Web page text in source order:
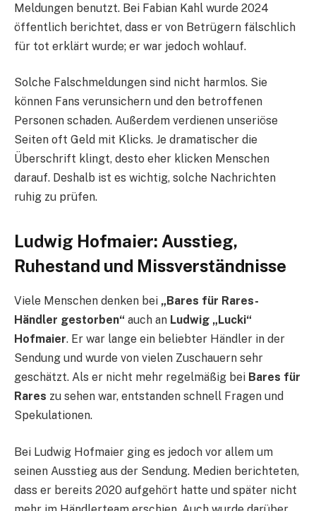
Meldungen benutzt. Bei Fabian Kahl wurde 2024
öffentlich berichtet, dass er von Betrügern fälschlich
für tot erklärt wurde; er war jedoch wohlauf.
Solche Falschmeldungen sind nicht harmlos. Sie
können Fans verunsichern und den betroffenen
Personen schaden. Außerdem verdienen unseriöse
Seiten oft Geld mit Klicks. Je dramatischer die
Überschrift klingt, desto eher klicken Menschen
darauf. Deshalb ist es wichtig, solche Nachrichten
ruhig zu prüfen.
Ludwig Hofmaier: Ausstieg,
Ruhestand und Missverständnisse
Viele Menschen denken bei „Bares für Rares-
Händler gestorben“ auch an Ludwig „Lucki“
Hofmaier. Er war lange ein beliebter Händler in der
Sendung und wurde von vielen Zuschauern sehr
geschätzt. Als er nicht mehr regelmäßig bei Bares für
Rares zu sehen war, entstanden schnell Fragen und
Spekulationen.
Bei Ludwig Hofmaier ging es jedoch vor allem um
seinen Ausstieg aus der Sendung. Medien berichteten,
dass er bereits 2020 aufgehört hatte und später nicht